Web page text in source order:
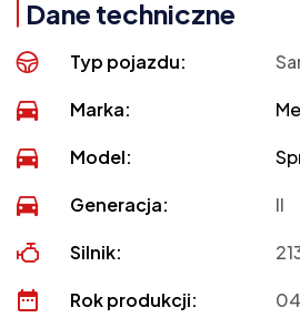
Dane techniczne
Typ pojazdu:
Marka:
Model:
Generacja: II
Silnik:
Rok produkcji: